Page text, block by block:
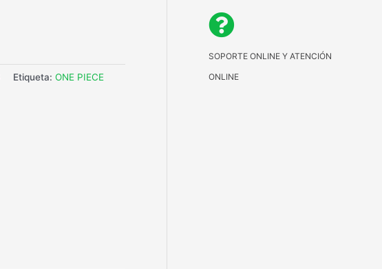
Etiqueta:ONE PIECE
SOPORTE ONLINE Y ATENCIÓN
ONLINE